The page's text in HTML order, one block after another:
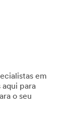
em
aqui para
o seu